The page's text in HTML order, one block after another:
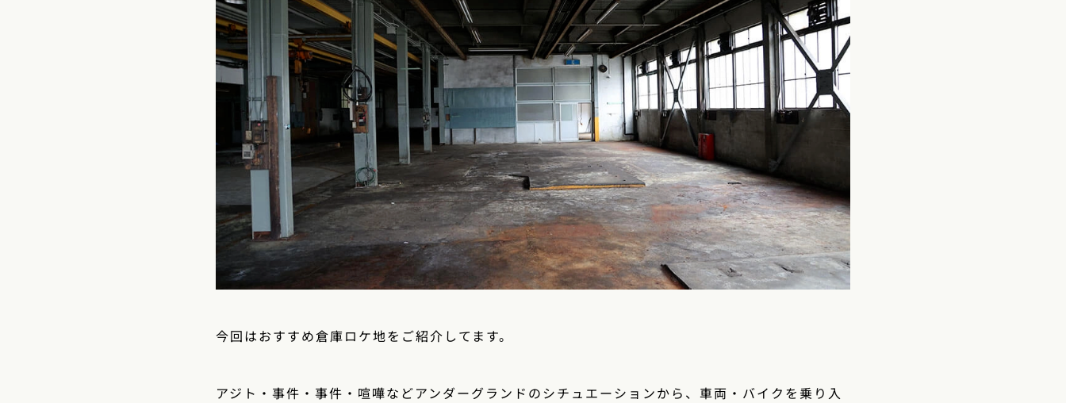
今回はおすすめ倉庫ロケ地をご紹介してます。
アジト・事件・事件・喧嘩などアンダーグランドのシチュエーションから、車両・バイクを乗り入